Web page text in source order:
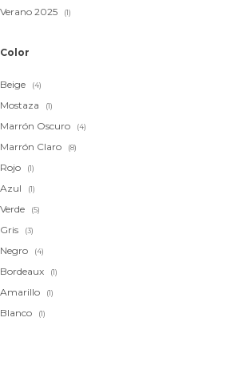
Verano 2025 (1)
Color
Beige (4)
Mostaza (1)
Marrón Oscuro (4)
Marrón Claro (8)
Rojo (1)
Azul (1)
Verde (5)
Gris (3)
Negro (4)
Bordeaux (1)
Amarillo (1)
Blanco (1)